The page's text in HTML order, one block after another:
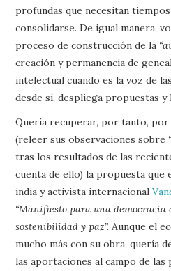
profundas que necesitan
consolidarse. De igual manera,
proceso de construcción de la
creación y permanencia de
intelectual cuando es la voz de
desde sí, despliega propuestas
Quería recuperar, por tanto, por
(releer sus observaciones sobre
tras los resultados de las
cuenta de ello) la propuesta que
india y activista internacional
“Manifiesto para una
sostenibilidad y paz”. Aunque el
mucho más con su obra, quería
las aportaciones al campo de